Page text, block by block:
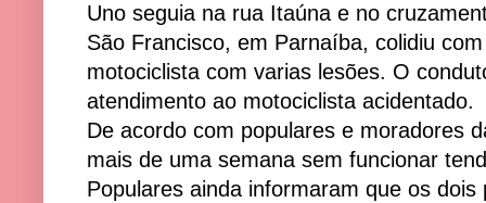
Uno seguia na rua Itaúna e no
São Francisco, em Parnaíba, colidiu
motociclista com varias lesões. O
atendimento ao motociclista acidentado.
De acordo com populares e moradores
mais de uma semana sem funcionar
Populares ainda informaram que os